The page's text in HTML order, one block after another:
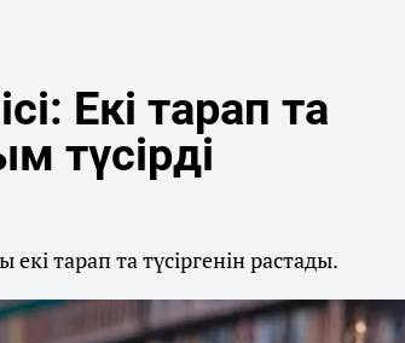
Екі тарап та
түсірді
тарап та түсіргенін растады.